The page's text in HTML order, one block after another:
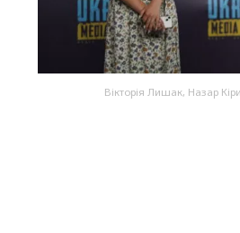
Вікторія Лишак, Назар